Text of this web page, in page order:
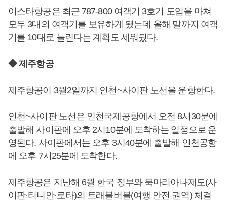
이스타항공은 최근 787-800 여객기 3호기 도입을 마쳐
모두 3대의 여객기를 보유하게 됐는데 올해 말까지 여객
기를 10대로 늘린다는 계획도 세워뒀다.
◆ 제주항공
제주항공이 3월2일까지 인천~사이판 노선을 운항한다.
인천~사이판 노선은 인천국제공항에서 오전 8시30분에
출발해 사이판에 오후 2시10분에 도착하는 일정으로 운
영된다. 사이판에서는 오후 3시40분에 출발해 인천공항
에 오후 7시25분에 도착한다.
제주항공은 지난해 6월 한국 정부와 북마리아나제도(사
이판·티니안·로타)의 트래블버블(여행 안전 권역) 체결